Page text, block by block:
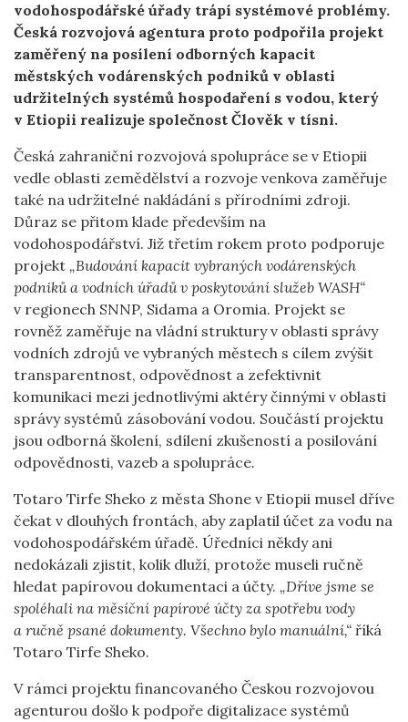
vodohospodářské úřady trápí systémové problémy.
Česká rozvojová agentura proto podpořila projekt
zaměřený na posílení odborných kapacit
městských vodárenských podniků v oblasti
udržitelných systémů hospodaření s vodou, který
v Etiopii realizuje společnost Člověk v tísni.
Česká zahraniční rozvojová spolupráce se v Etiopii
vedle oblasti zemědělství a rozvoje venkova zaměřuje
také na udržitelné nakládání s přírodními zdroji.
Důraz se přitom klade především na
vodohospodářství. Již třetím rokem proto podporuje
projekt „Budování kapacit vybraných vodárenských
podniků a vodních úřadů v poskytování služeb WASH“
v regionech SNNP, Sidama a Oromia. Projekt se
rovněž zaměřuje na vládní struktury v oblasti správy
vodních zdrojů ve vybraných městech s cílem zvýšit
transparentnost, odpovědnost a zefektivnit
komunikaci mezi jednotlivými aktéry činnými v oblasti
správy systémů zásobování vodou. Součástí projektu
jsou odborná školení, sdílení zkušeností a posilování
odpovědnosti, vazeb a spolupráce.
Totaro Tirfe Sheko z města Shone v Etiopii musel dříve
čekat v dlouhých frontách, aby zaplatil účet za vodu na
vodohospodářském úřadě. Úředníci někdy ani
nedokázali zjistit, kolik dluží, protože museli ručně
hledat papírovou dokumentaci a účty. „Dříve jsme se
spoléhali na měsíční papírové účty za spotřebu vody
a ručně psané dokumenty. Všechno bylo manuální,“ říká
Totaro Tirfe Sheko.
V rámci projektu financovaného Českou rozvojovou
agenturou došlo k podpoře digitalizace systémů